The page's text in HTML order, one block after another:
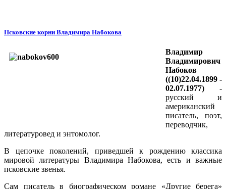
Псковские корни Владимира Набокова
Владимир
Владимирович
Набоков
((10)22.04.1899 -
02.07.1977) -
русский и
американский
писатель, поэт,
переводчик,
литературовед и энтомолог.
В цепочке поколений, приведшей к рождению классика
мировой литературы Владимира Набокова, есть и важные
псковские звенья.
Сам писатель в биографическом романе «Другие берега»